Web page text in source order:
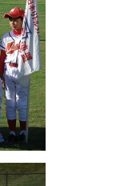
合わせ